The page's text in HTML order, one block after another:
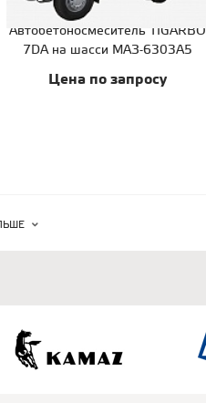
Автобетоносмеситель TIGARBO
7DA на шасси МАЗ-6303А5
Цена по запросу